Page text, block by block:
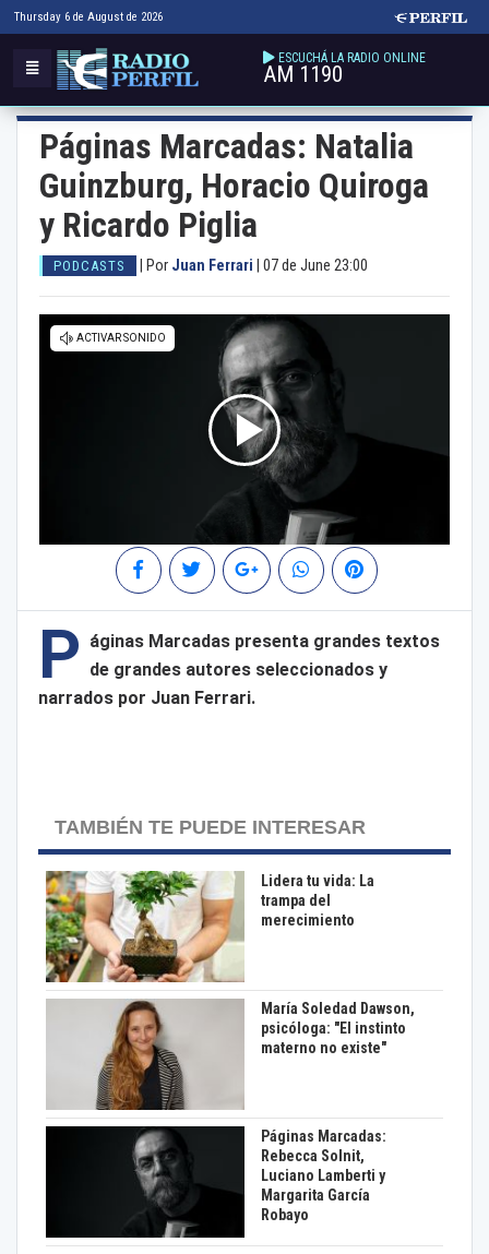
Thursday 6 de August de 2026
ESCUCHÁ LA RADIO ONLINE
AM 1190
Páginas Marcadas: Natalia
Guinzburg, Horacio Quiroga
y Ricardo Piglia
PODCASTS Por Juan Ferrari 07 de June 23:00
P áginas Marcadas presenta grandes textos
de grandes autores seleccionados y
narrados por Juan Ferrari.
TAMBIÉN TE PUEDE INTERESAR
Lidera tu vida: La
trampa del
merecimiento
María Soledad Dawson,
psicóloga: "El instinto
materno no existe"
Páginas Marcadas:
Rebecca Solnit,
Luciano Lamberti y
Margarita García
Robayo